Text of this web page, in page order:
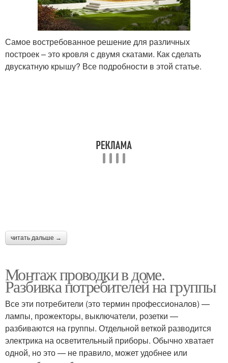
Дом с подвалом
стиле
Самое востребованное решение для различных
построек – это кровля с двумя скатами. Как сделать
двускатную крышу? Все подробности в этой статье.
читать дальше →
Монтаж проводки в доме.
Разбивка потребителей на группы
Все эти потребители (это термин профессионалов) —
лампы, прожекторы, выключатели, розетки —
разбиваются на группы. Отдельной веткой разводится
электрика на осветительный приборы. Обычно хватает
одной, но это — не правило, может удобнее или